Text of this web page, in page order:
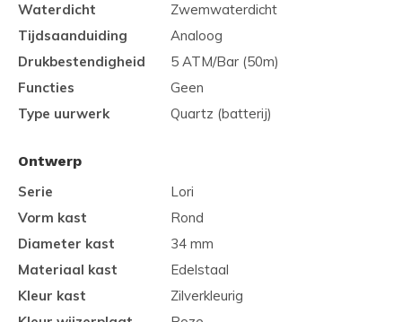
Waterdicht
Zwemwaterdicht
Tijdsaanduiding
Analoog
Drukbestendigheid
5 ATM/Bar (50m)
Functies
Geen
Type uurwerk
Quartz (batterij)
Ontwerp
Serie
Lori
Vorm kast
Rond
Diameter kast
34 mm
Materiaal kast
Edelstaal
Kleur kast
Zilverkleurig